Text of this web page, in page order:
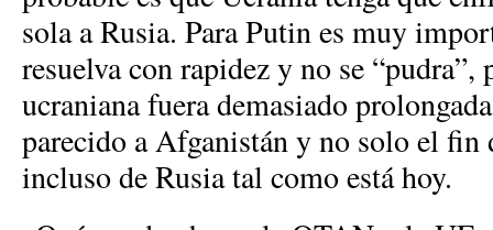
sola a Rusia. Para Putin es muy
resuelva con rapidez y no se
ucraniana fuera demasiado
parecido a Afganistán y no solo el fin
incluso de Rusia tal como está hoy.